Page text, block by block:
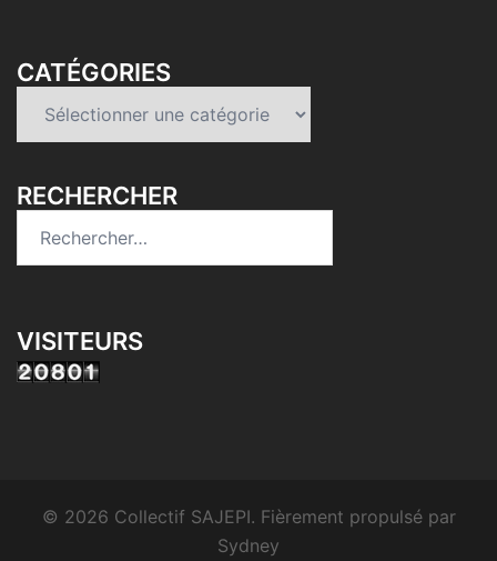
CATÉGORIES
RECHERCHER
VISITEURS
© 2026 Collectif SAJEPI. Fièrement propulsé par
Sydney